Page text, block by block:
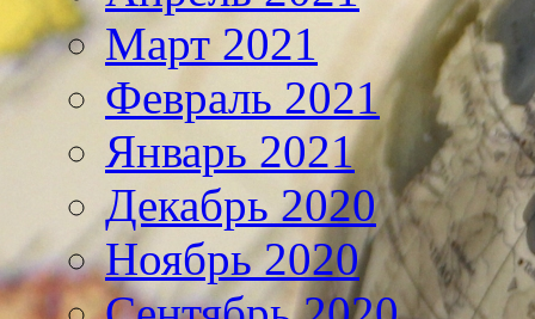
Март 2021
Февраль 2021
Январь 2021
Декабрь 2020
Ноябрь 2020